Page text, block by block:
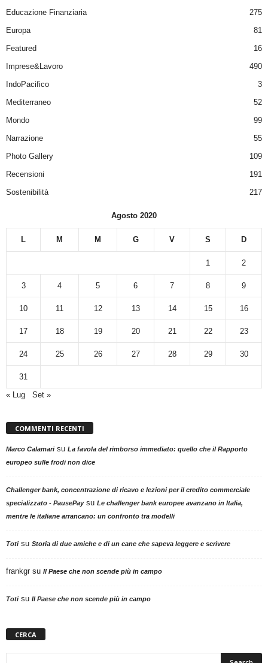
Educazione Finanziaria
275
Europa
81
Featured
16
Imprese&Lavoro
490
IndoPacifico
3
Mediterraneo
52
Mondo
99
Narrazione
55
Photo Gallery
109
Recensioni
191
Sostenibilità
217
Agosto 2020
L M M G V S D
1 2
3 4 5 6 7 8 9
10 11 12 13 14 15 16
17 18 19 20 21 22 23
24 25 26 27 28 29 30
31
« Lug
Set »
COMMENTI RECENTI
Marco Calamarisu La favola del rimborso immediato: quello che il Rapporto
europeo sulle frodi non dice
Challenger bank, concentrazione di ricavo e lezioni per il credito commerciale
specializzato - PausePaysu Le challenger bank europee avanzano in Italia,
mentre le italiane arrancano: un confronto tra modelli
Totisu Storia di due amiche e di un cane che sapeva leggere e scrivere
frankgr su Il Paese che non scende più in campo
Totisu Il Paese che non scende più in campo
CERCA